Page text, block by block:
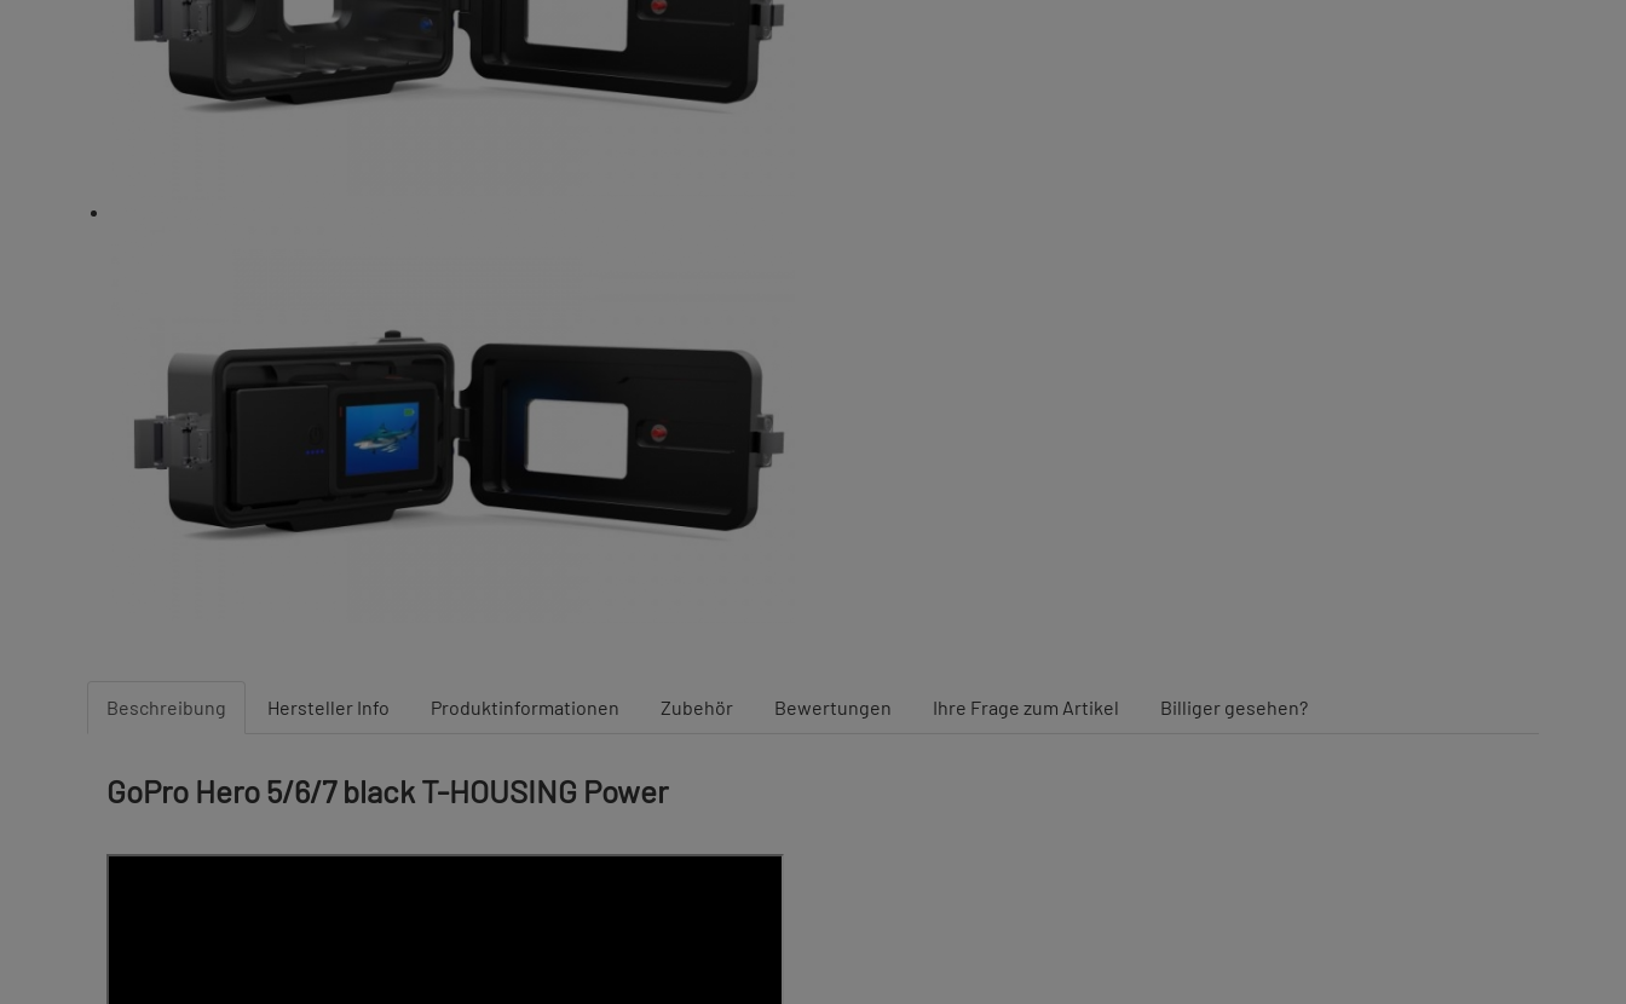
Beschreibung Hersteller Info Produktinformationen Zubehör Bewertungen Ihre Frage zum Artikel Billiger gesehen?
GoPro Hero 5/6/7 black T-HOUSING Power